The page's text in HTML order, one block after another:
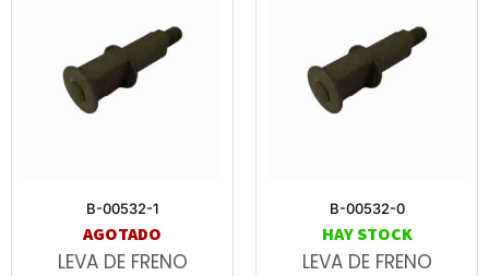
B-00532-1
AGOTADO
LEVA DE FRENO
B-00532-0
HAY STOCK
LEVA DE FRENO